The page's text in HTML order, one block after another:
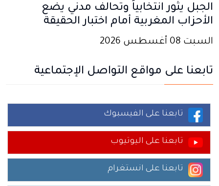
الجبل يثور انتخابياً وتحالف مدني يضع
الأحزاب المغربية أمام اختبار الحقيقة
السبت 08 أغسطس 2026
تابعنا على مواقع التواصل الإجتماعية
تابعنا على الفيسبوك
تابعنا على اليوتيوب
تابعنا على انستغرام